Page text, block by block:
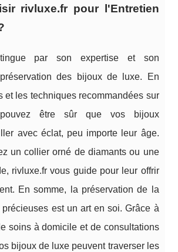
rivluxe.fr pour l'Entretien
par son expertise et son
des bijoux de luxe. En
et les techniques recommandées sur
être sûr que vos bijoux
avec éclat, peu importe leur âge.
un collier orné de diamants ou une
rivluxe.fr vous guide pour leur offrir
En somme, la préservation de la
est un art en soi. Grâce à
soins à domicile et de consultations
bijoux de luxe peuvent traverser les